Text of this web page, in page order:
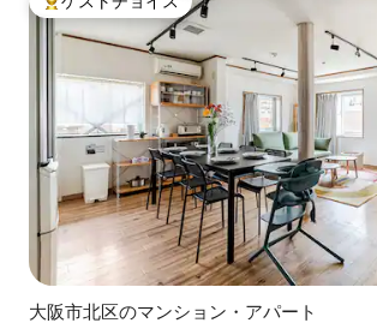
大好評のゲストチョイスです。
大阪市北区のマンション・アパート